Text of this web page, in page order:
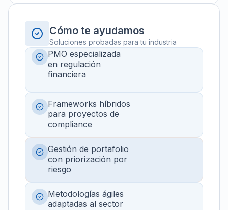
Cómo te ayudamos
Soluciones probadas para tu industria
PMO especializada
en regulación
financiera
Frameworks híbridos
para proyectos de
compliance
Gestión de portafolio
con priorización por
riesgo
Metodologías ágiles
adaptadas al sector